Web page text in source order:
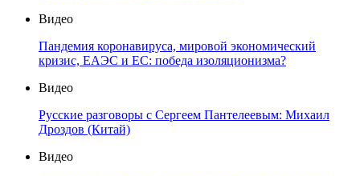
Видео
Пандемия коронавируса, мировой экономический
кризис, ЕАЭС и ЕС: победа изоляционизма?
Видео
Русские разговоры с Сергеем Пантелеевым: Михаил
Дроздов (Китай)
Видео